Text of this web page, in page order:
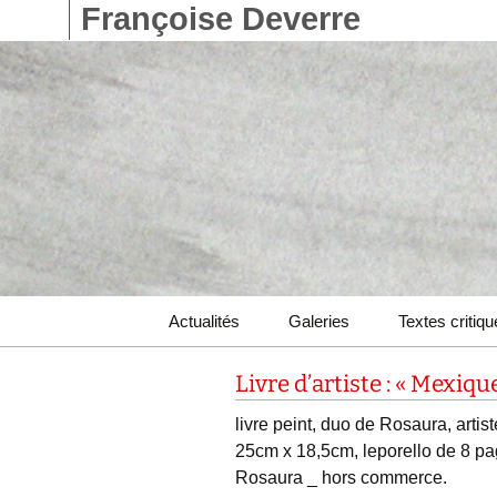
Françoise Deverre
Actualités Galeries
Catalogue
Livres d’artistes
Textes
Livre d’artiste : «
livre peint, duo de Rosaura,
25cm x 18,5cm, leporello de 8
Rosaura _ hors commerce.